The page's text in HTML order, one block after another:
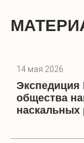
14 мая 2026
Экспедиция
общества
наскальных